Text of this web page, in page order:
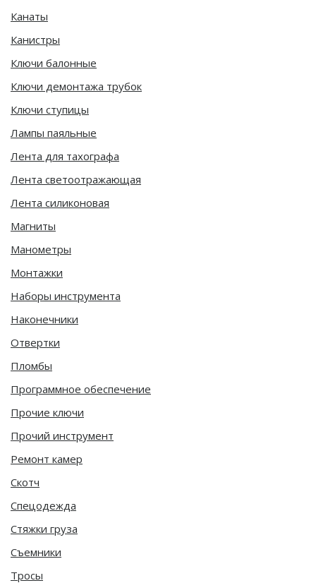
Канаты
Канистры
Ключи балонные
Ключи демонтажа трубок
Ключи ступицы
Лампы паяльные
Лента для тахографа
Лента светоотражающая
Лента силиконовая
Магниты
Манометры
Монтажки
Наборы инструмента
Наконечники
Отвертки
Пломбы
Программное обеспечение
Прочие ключи
Прочий инструмент
Ремонт камер
Скотч
Спецодежда
Стяжки груза
Съемники
Тросы